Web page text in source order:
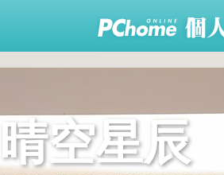
晴空星辰